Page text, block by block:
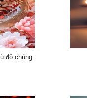
độ chúng